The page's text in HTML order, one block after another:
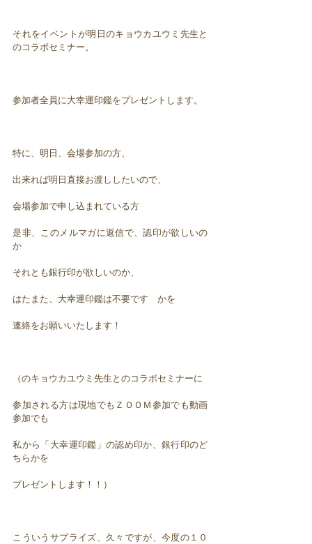
それをイベントが明日のキョウカユウミ先生と
のコラボセミナー。
参加者全員に大幸運印鑑をプレゼントします。
特に、明日、会場参加の方、
出来れば明日直接お渡ししたいので、
会場参加で申し込まれている方
是非、このメルマガに返信で、認印が欲しいの
か
それとも銀行印が欲しいのか、
はたまた、大幸運印鑑は不要です かを
連絡をお願いいたします！
（のキョウカユウミ先生とのコラボセミナーに
参加される方は現地でもＺＯＯＭ参加でも動画
参加でも
私から「大幸運印鑑」の認め印か、銀行印のど
ちらかを
プレゼントします！！）
こういうサプライズ、久々ですが、今度の１０